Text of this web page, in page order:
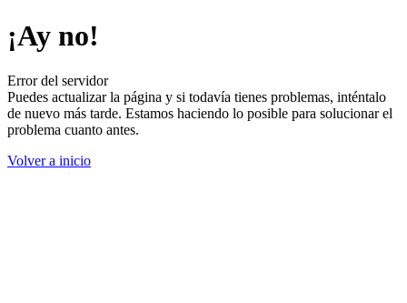
¡Ay no!
Error del servidor
Puedes actualizar la página y si todavía tienes problemas, inténtalo
de nuevo más tarde. Estamos haciendo lo posible para solucionar el
problema cuanto antes.
Volver a inicio